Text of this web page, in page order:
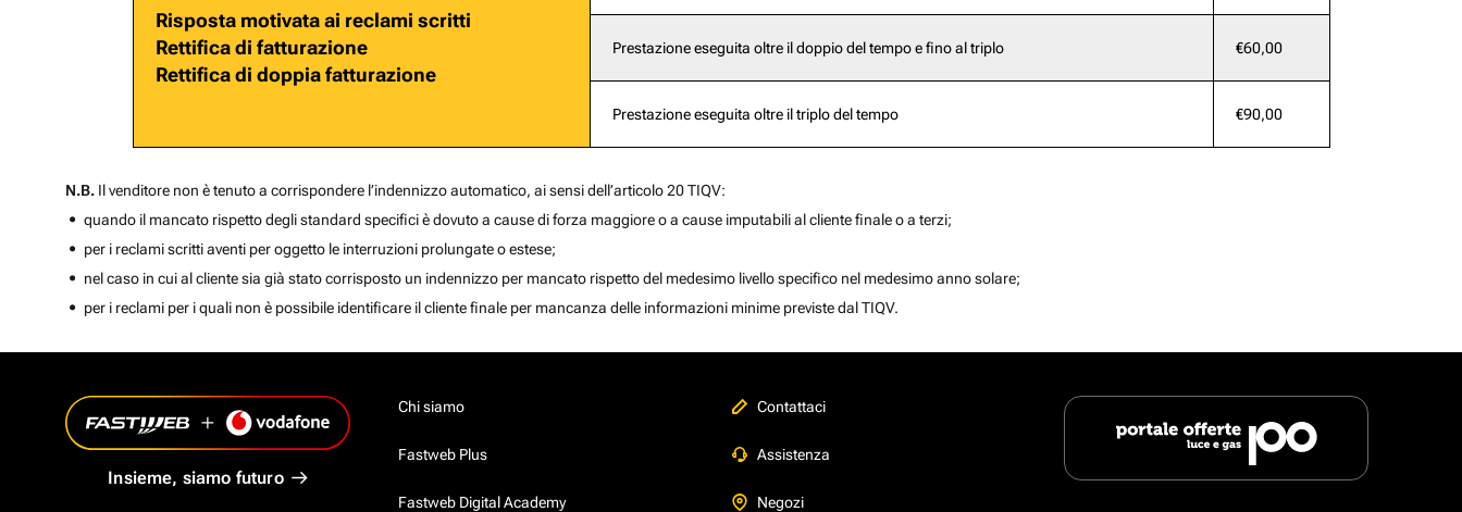
Risposta motivata ai reclami scritti
Rettifica di fatturazione
Rettifica di doppia fatturazione
Prestazione eseguita oltre il doppio del tempo e fino al triplo €60,00
Prestazione eseguita oltre il triplo del tempo €90,00
N.B. Il venditore non è tenuto a corrispondere l’indennizzo automatico, ai sensi dell’articolo 20 TIQV:
quando il mancato rispetto degli standard specifici è dovuto a cause di forza maggiore o a cause imputabili al cliente finale o a terzi;
per i reclami scritti aventi per oggetto le interruzioni prolungate o estese;
nel caso in cui al cliente sia già stato corrisposto un indennizzo per mancato rispetto del medesimo livello specifico nel medesimo anno solare;
per i reclami per i quali non è possibile identificare il cliente finale per mancanza delle informazioni minime previste dal TIQV.
Insieme, siamo futuro
Chi siamo
Fastweb Plus
Fastweb Digital Academy
Contattaci
Assistenza
Negozi